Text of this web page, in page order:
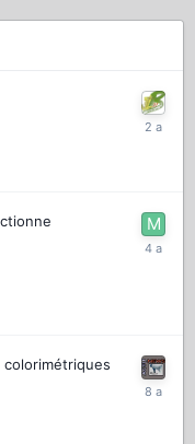
colorimétriques